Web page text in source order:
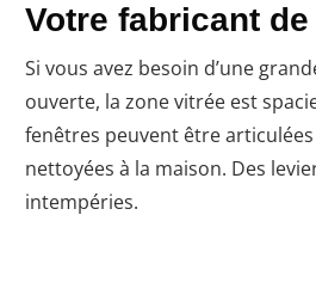
Votre fabricant
Si vous avez besoin d’une
ouverte, la zone vitrée est
fenêtres peuvent être
nettoyées à la maison. Des
intempéries.